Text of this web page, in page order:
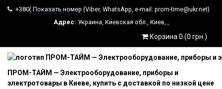
+380( Показать номер (Viber, WhatsApp, e-mail: prom-time@ukr.net)
Адрес: Украина, Киевская обл., Киев, ,
Корзина 0 (0 грн.)
ПРОМ-ТАЙМ — Электрооборудование, приборы и
электротовары в Киеве, купить с доставкой по низкой цене